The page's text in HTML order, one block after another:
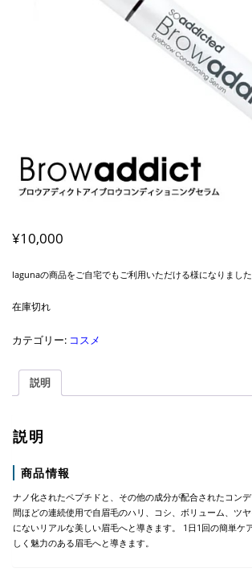
¥10,000
lagunaの商品をご自宅でもご利用いただける様になりました
在庫切れ
カテゴリー: コスメ
説明
説明
商品情報
ナノ化されたペプチドと、その他の成分が配合されたコン
間ほどの連続使用で自眉毛のハリ、コシ、ボリューム、ツ
にないリアルな美しい眉毛へと導きます。 1日1回の簡単ケ
しく魅力のある眉毛へと導きます。